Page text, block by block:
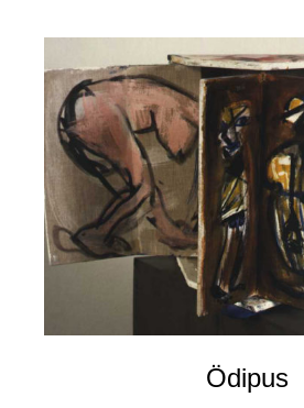
Ödipus